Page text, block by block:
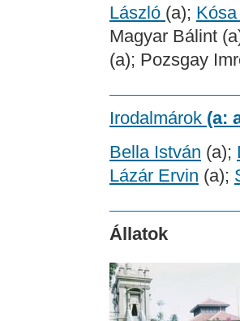
László (a);
Magyar Bálint
(a); Pozsgay
Irodalmárok (a:
Bella István (a);
Lázár Ervin (a);
Állatok